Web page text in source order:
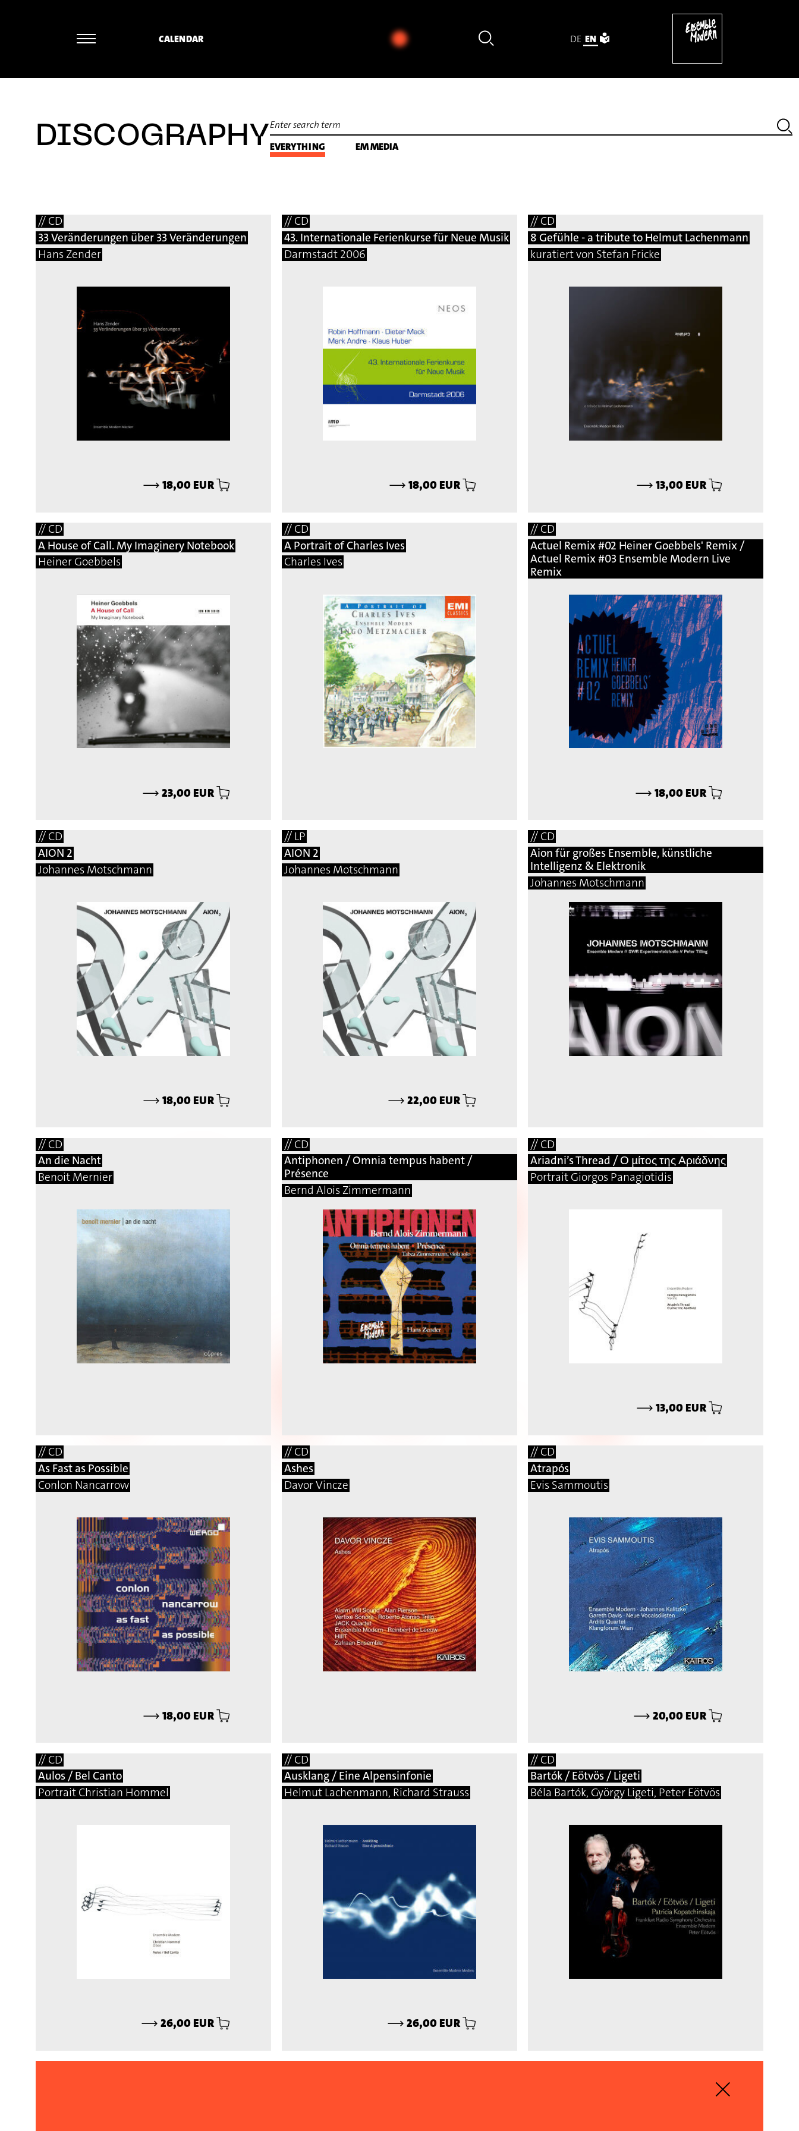
CALENDAR DE EN
DISCOGRAPHYEVERYTHING EM MEDIA
// CD
33 Veränderungen über 33 Veränderungen
Hans Zender
⟶ 18,00 EUR
// CD
43. Internationale Ferienkurse für Neue Musik
Darmstadt 2006
⟶ 18,00 EUR
// CD
8 Gefühle - a tribute to Helmut Lachenmann
kuratiert von Stefan Fricke
⟶ 13,00 EUR
// CD
A House of Call. My Imaginery Notebook
Heiner Goebbels
⟶ 23,00 EUR
// CD
A Portrait of Charles Ives
Charles Ives
// CD
Actuel Remix #02 Heiner Goebbels' Remix /
Actuel Remix #03 Ensemble Modern Live
Remix
⟶ 18,00 EUR
// CD
AION 2
Johannes Motschmann
⟶ 18,00 EUR
// LP
AION 2
Johannes Motschmann
⟶ 22,00 EUR
// CD
Aion für großes Ensemble, künstliche
Intelligenz & Elektronik
Johannes Motschmann
// CD
An die Nacht
Benoit Mernier
// CD
Antiphonen / Omnia tempus habent /
Présence
Bernd Alois Zimmermann
// CD
Ariadni’s Thread / Ο μίτος της Αριάδνης
Portrait Giorgos Panagiotidis
⟶ 13,00 EUR
// CD
As Fast as Possible
Conlon Nancarrow
⟶ 18,00 EUR
// CD
Ashes
Davor Vincze
// CD
Atrapós
Evis Sammoutis
⟶ 20,00 EUR
// CD
Aulos / Bel Canto
Portrait Christian Hommel
⟶ 26,00 EUR
// CD
Ausklang / Eine Alpensinfonie
Helmut Lachenmann, Richard Strauss
⟶ 26,00 EUR
// CD
Bartók / Eötvös / Ligeti
Béla Bartók, György Ligeti, Peter Eötvös